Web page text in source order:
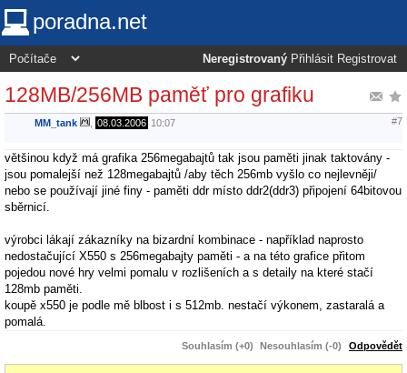
poradna.net
Neregistrovaný Přihlásit Registrovat
128MB/256MB paměť pro grafiku
MM_tank 08.03.2006 10:07 #7
většinou když má grafika 256megabajtů tak jsou paměti jinak taktovány -
jsou pomalejší než 128megabajtů /aby těch 256mb vyšlo co nejlevněji/
nebo se používají jiné finy - paměti ddr místo ddr2(ddr3) připojení 64bitovou
sběrnicí.
výrobci lákají zákazníky na bizardní kombinace - například naprosto
nedostačující X550 s 256megabajty paměti - a na této grafice přitom
pojedou nové hry velmi pomalu v rozlišeních a s detaily na které stačí
128mb paměti.
koupě x550 je podle mě blbost i s 512mb. nestačí výkonem, zastaralá a
pomalá.
Souhlasím (+0) Nesouhlasím (-0) Odpovědět